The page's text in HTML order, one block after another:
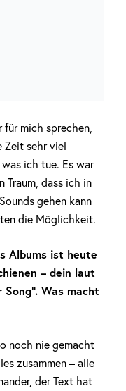
mich sprechen,
Zeit sehr viel
ich tue. Es war
Traum, dass ich in
gehen kann
die Möglichkeit.
Albums ist heute
– dein laut
Was macht
noch nie gemacht
zusammen – alle
der Text hat